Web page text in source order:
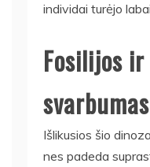
individai turėjo
Fosilijos
svarbumas
Išlikusios šio
nes padeda